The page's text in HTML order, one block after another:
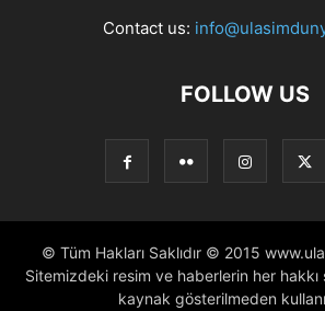
Contact us:
FOLLOW US
© Tüm Hakları Saklıdır © 2015
Sitemizdeki resim ve haberlerin her hakkı
kaynak gösterilmeden